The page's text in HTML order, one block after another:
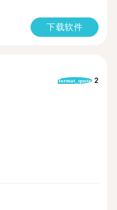
下载软件
format_quote 2